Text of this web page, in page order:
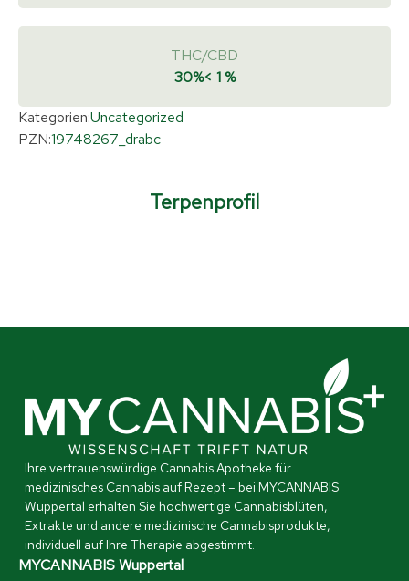
THC/CBD
30%< 1 %
Kategorien:Uncategorized
PZN:19748267_drabc
Terpenprofil
Ihre vertrauenswürdige Cannabis Apotheke für
medizinisches Cannabis auf Rezept – bei MYCANNABIS
Wuppertal erhalten Sie hochwertige Cannabisblüten,
Extrakte und andere medizinische Cannabisprodukte,
individuell auf Ihre Therapie abgestimmt.
MYCANNABIS Wuppertal